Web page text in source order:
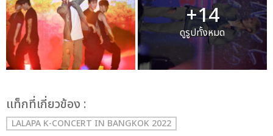
+14
ดูรูปทั้งหมด
เเท็กที่เกี่ยวข้อง :
LALAPA K-CONCERT IN BANGKOK 2022